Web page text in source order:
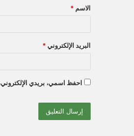
*
الاسم *
البريد الإلكتروني *
احفظ اسمي، بريدي